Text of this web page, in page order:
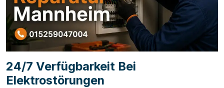
24/7 Verfügbarkeit Bei
Elektrostörungen